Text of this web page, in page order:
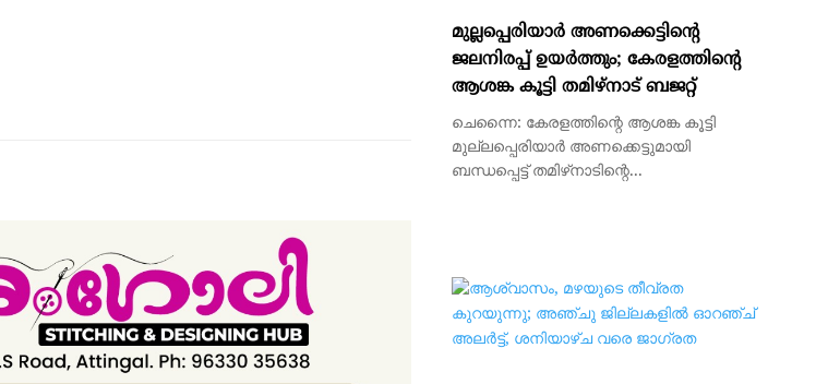
മുല്ലപ്പെരിയാര്‍ അണക്കെട്ടിന്റെ
ജലനിരപ്പ് ഉയര്‍ത്തും; കേരളത്തിന്റെ
ആശങ്ക കൂട്ടി തമിഴ്‌നാട് ബജറ്റ്
ചെന്നൈ: കേരളത്തിന്റെ ആശങ്ക കൂട്ടി
മുല്ലപ്പെരിയാര്‍ അണക്കെട്ടുമായി
ബന്ധപ്പെട്ട് തമിഴ്‌നാടിന്റെ...